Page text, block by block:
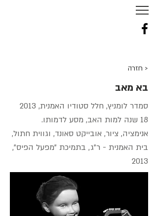
< חזרה
בא מאב
סמדר לומניץ, חלל סטודיו האמנית, 2013
18 שנה למות האב, מסע לדמותו.
אנימציה, ציור, אובייקט סאונד, וגווית חתול,
בית האמנית - ר"ג, בתמיכת "מפעל הפיס",
2013